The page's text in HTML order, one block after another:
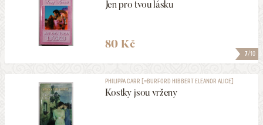
7/10
Jen pro tvou lásku
80 Kč
PHILIPPA CARR [=BURFORD HIBBERT ELEANOR ALICE]
Kostky jsou vrženy